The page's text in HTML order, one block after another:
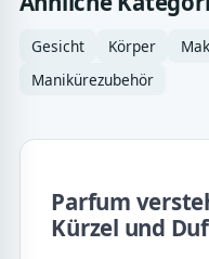
Gesicht Körper
Manikürezubehör
Parfum
Kürzel und